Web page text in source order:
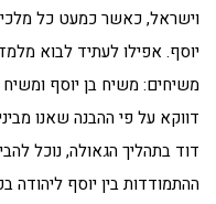
וישראל, כאשר כמעט כל
יוסף. אפילו לעתיד לבוא
משיחים: משיח בן יוסף ומשיח
דווקא על פי ההבנה שאנו
דוד בתהליך הגאולה, נוכל
ההתמודדות בין יוסף